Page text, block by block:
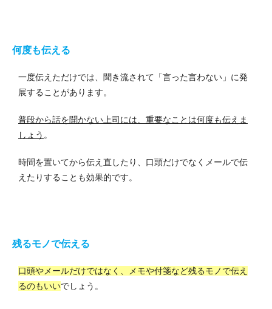
何度も伝える
一度伝えただけでは、聞き流されて「言った言わない」に発
展することがあります。
普段から話を聞かない上司には、重要なことは何度も伝えま
しょう 。
時間を置いてから伝え直したり、口頭だけでなくメールで伝
えたりすることも効果的です。
残るモノで伝える
口頭やメールだけではなく、メモや付箋など残るモノで伝え
るのもいいでしょう。